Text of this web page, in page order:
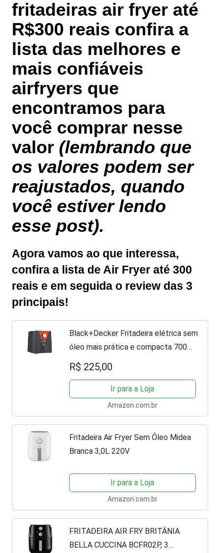
fritadeiras air fryer até
R$300 reais confira a
lista das melhores e
mais confiáveis
airfryers que
encontramos para
você comprar nesse
valor (lembrando que
os valores podem ser
reajustados, quando
você estiver lendo
esse post).
Agora vamos ao que interessa,
confira a lista de Air Fryer até 300
reais e em seguida o review das 3
principais!
Black+Decker Fritadeira elétrica sem
óleo mais prática e compacta 700W
127V AFM2, AFM2-BR
R$ 225,00
Ir para a Loja
Amazon.com.br
Fritadeira Air Fryer Sem Óleo Midea
Branca 3,0L 220V
Ir para a Loja
Amazon.com.br
FRITADEIRA AIR FRY BRITÂNIA
BELLA CUCCINA BCFR02P, 3